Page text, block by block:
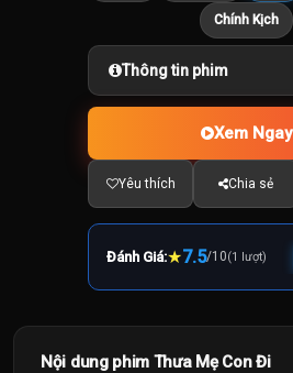
Chính Kịch
Thông tin phim
Xem Ngay
Yêu thích Chia sẻ
Đánh Giá:★7.5/10(1 lượt)
Nội dung phim Thưa Mẹ Con Đi